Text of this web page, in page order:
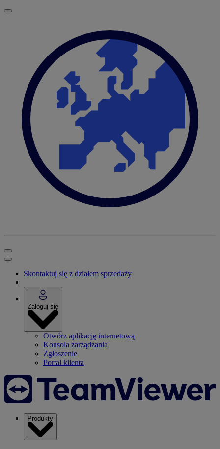
Skontaktuj się z działem sprzedaży
Zaloguj się
Otwórz aplikację internetową
Konsola zarządzania
Zgłoszenie
Portal klienta
Produkty